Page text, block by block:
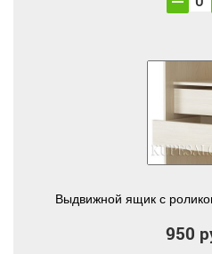
Выдвижной ящик с
950